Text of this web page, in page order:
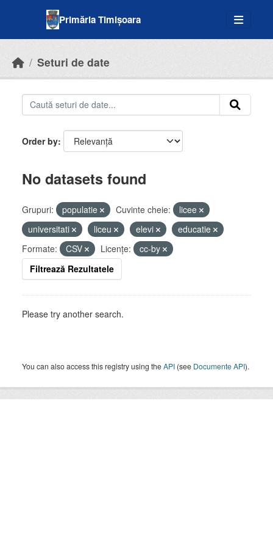
Primăria Timișoara
Seturi de date
Order by
No datasets found
Grupuri: populatie Cuvinte cheie:
licee
universitati
liceu elevi
educatie
Formate:
CSV Licenţe:
cc-by
Filtrează Rezultatele
Please try another search.
You can also access this registry using theAPI (see Documente API).